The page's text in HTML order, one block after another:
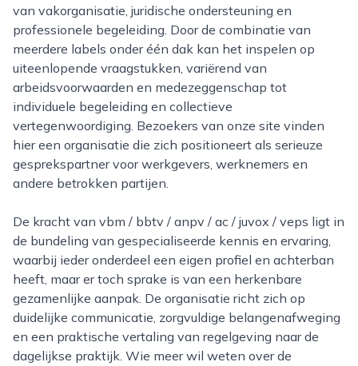
van vakorganisatie, juridische ondersteuning en
professionele begeleiding. Door de combinatie van
meerdere labels onder één dak kan het inspelen op
uiteenlopende vraagstukken, variërend van
arbeidsvoorwaarden en medezeggenschap tot
individuele begeleiding en collectieve
vertegenwoordiging. Bezoekers van onze site vinden
hier een organisatie die zich positioneert als serieuze
gesprekspartner voor werkgevers, werknemers en
andere betrokken partijen.
De kracht van vbm / bbtv / anpv / ac / juvox / veps ligt in
de bundeling van gespecialiseerde kennis en ervaring,
waarbij ieder onderdeel een eigen profiel en achterban
heeft, maar er toch sprake is van een herkenbare
gezamenlijke aanpak. De organisatie richt zich op
duidelijke communicatie, zorgvuldige belangenafweging
en een praktische vertaling van regelgeving naar de
dagelijkse praktijk. Wie meer wil weten over de